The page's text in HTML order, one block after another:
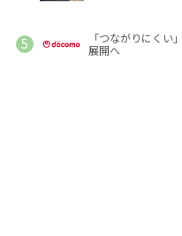
「つながりにく
展開へ